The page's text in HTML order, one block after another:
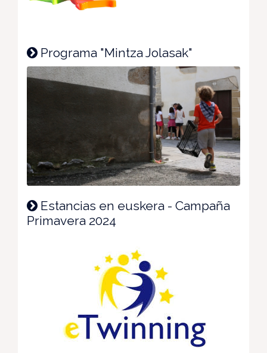
Programa "Mintza Jolasak"
Estancias en euskera - Campaña
Primavera 2024